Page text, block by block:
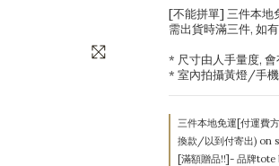
[不能拼單] 三件本地
需出貨時滿三件, 如
* 尺寸由人手量度,
* 室內拍攝黃燈/手
三件本地免運[付運費
換款/以到付寄出) on
[滿額贈品!!]- 品牌